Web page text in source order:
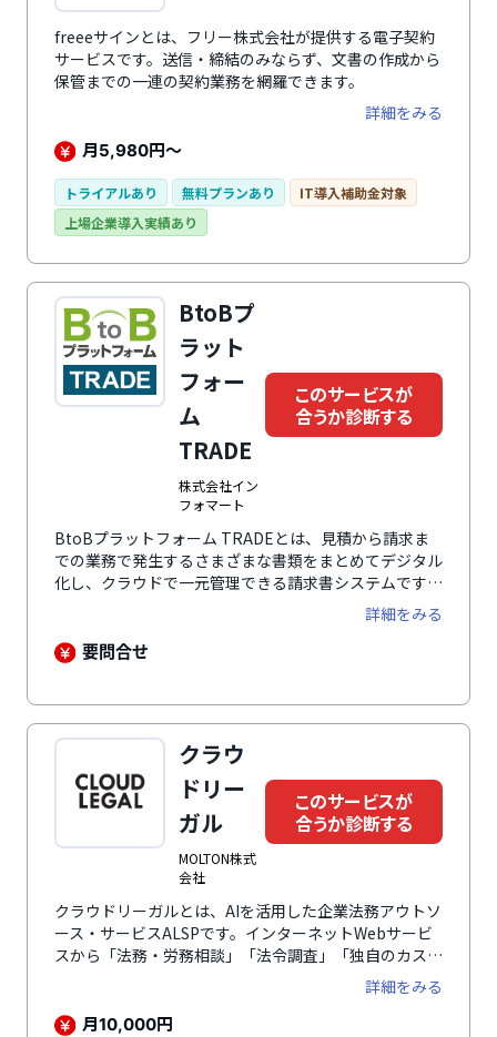
freeeサインとは、フリー株式会社が提供する電子契約
サービスです。送信・締結のみならず、文書の作成から
保管までの一連の契約業務を網羅できます。
詳細をみる
月5,980円～
トライアルあり 無料プランあり
IT導入補助金対象
上場企業導入実績あり
BtoBプ
ラット
フォー
ム
TRADE
株式会社イン
フォマート
このサービスが
合うか診断する
BtoBプラットフォーム TRADEとは、見積から請求ま
での業務で発生するさまざまな書類をまとめてデジタル
化し、クラウドで一元管理できる請求書システムです。
面倒な書類業務の無駄をなくし、業務効率化を実現しま
す。さらに、査定や工事原価入力、立替金・保留金の処
理など、建設業ならではの請求書作業に対応した機能も
詳細をみる
要問合せ
クラウ
ドリー
ガル
MOLTON株式
会社
このサービスが
合うか診断する
クラウドリーガルとは、AIを活用した企業法務アウトソ
ース・サービスALSPです。インターネットWebサービ
スから「法務・労務相談」「法令調査」「独自のカスタ
ム契約書作成」「契約書レビュー(リーガルチェック)」
「商標登録・調査」「会社設立・登記変更」「広告審
査・薬機法チェック」「社内規程整備」など、弁護士や
詳細をみる
月10,000円